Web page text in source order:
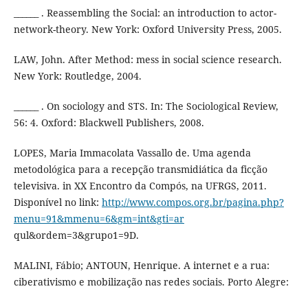
______ . Reassembling the Social: an introduction to actor-
network-theory. New York: Oxford University Press, 2005.
LAW, John. After Method: mess in social science research.
New York: Routledge, 2004.
______ . On sociology and STS. In: The Sociological Review,
56: 4. Oxford: Blackwell Publishers, 2008.
LOPES, Maria Immacolata Vassallo de. Uma agenda
metodológica para a recepção transmidiática da ficção
televisiva. in XX Encontro da Compós, na UFRGS, 2011.
Disponível no link: http://www.compos.org.br/pagina.php?
menu=91&mmenu=6&gm=int&gti=ar
qul&ordem=3&grupo1=9D.
MALINI, Fábio; ANTOUN, Henrique. A internet e a rua:
ciberativismo e mobilização nas redes sociais. Porto Alegre: